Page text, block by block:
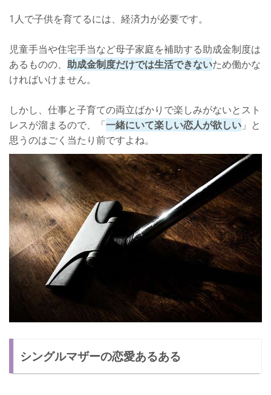
1人で子供を育てるには、経済力が必要です。
児童手当や住宅手当など母子家庭を補助する助成金制度は
あるものの、 助成金制度だけでは生活できないため働かな
ければいけません。
しかし、仕事と子育ての両立ばかりで楽しみがないとスト
レスが溜まるので、「一緒にいて楽しい恋人が欲しい 」と
思うのはごく当たり前ですよね。
シングルマザーの恋愛あるある